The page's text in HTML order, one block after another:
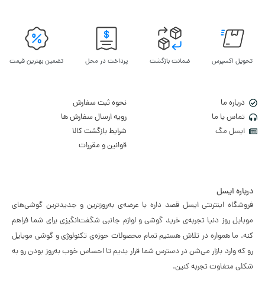
تحویل اکسپرس ضمانت بازگشت پرداخت در محل تضمین بهترین قیمت
درباره ما
تماس با ما
ایسل مگ
نحوه ثبت سفارش
رویه ارسال سفارش ها
شرایط بازگشت کالا
قوانین و مقررات
درباره ایسل
فروشگاه اینترنتی ایسل قصد داره با عرضه‌ی به‌روزترین و جدیدترین گوشی‌های
موبایل روز دنیا تجربه‌ی خرید گوشی و لوازم جانبی شگفت‌انگیزی برای شما فراهم
کنه. ما همواره در تلاش هستیم تمام محصولات حوزه‌ی تکنولوژی و گوشی موبایل
رو که وارد بازار می‌شن در دسترس شما قرار بدیم تا احساس خوب به‌روز بودن رو به
شکلی متفاوت تجربه کنین.